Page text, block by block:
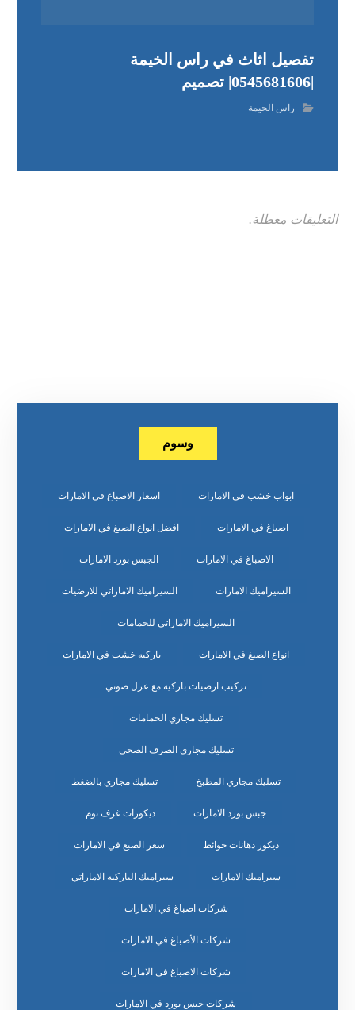
تفصيل اثاث في راس الخيمة
|0545681606| تصميم
راس الخيمة
التعليقات معطلة.
وسوم
ابواب خشب في الامارات اسعار الاصباغ في الامارات
اصباغ في الامارات افضل انواع الصبغ في الامارات
الاصباغ في الامارات الجبس بورد الامارات
السيراميك الامارات السيراميك الاماراتي للارضيات
السيراميك الاماراتي للحمامات
انواع الصبغ في الامارات باركيه خشب في الامارات
تركيب ارضيات باركية مع عزل صوتي
تسليك مجاري الحمامات
تسليك مجاري الصرف الصحي
تسليك مجاري المطبخ تسليك مجاري بالضغط
جبس بورد الامارات ديكورات غرف نوم
ديكور دهانات حوائط سعر الصبغ في الامارات
سيراميك الامارات سيراميك الباركيه الاماراتي
شركات اصباغ في الامارات
شركات الأصباغ في الامارات
شركات الاصباغ في الامارات
شركات جبس بورد في الامارات